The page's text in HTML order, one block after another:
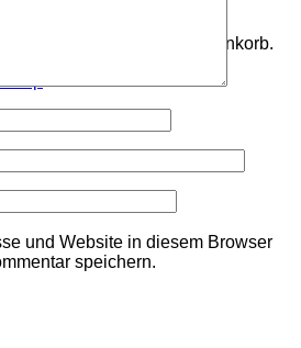
sich keine Produkte im Warenkorb.
und Website in diesem Browser
speichern.